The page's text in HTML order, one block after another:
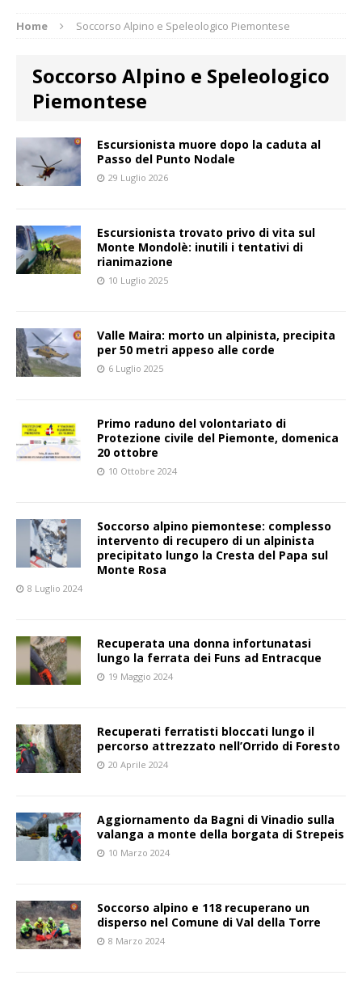
Home Soccorso Alpino e Speleologico Piemontese
Soccorso Alpino e Speleologico
Piemontese
Escursionista muore dopo la caduta al
Passo del Punto Nodale
29 Luglio 2026
Escursionista trovato privo di vita sul
Monte Mondolè: inutili i tentativi di
rianimazione
10 Luglio 2025
Valle Maira: morto un alpinista, precipita
per 50 metri appeso alle corde
6 Luglio 2025
Primo raduno del volontariato di
Protezione civile del Piemonte, domenica
20 ottobre
10 Ottobre 2024
Soccorso alpino piemontese: complesso
intervento di recupero di un alpinista
precipitato lungo la Cresta del Papa sul
Monte Rosa
8 Luglio 2024
Recuperata una donna infortunatasi
lungo la ferrata dei Funs ad Entracque
19 Maggio 2024
Recuperati ferratisti bloccati lungo il
percorso attrezzato nell’Orrido di Foresto
20 Aprile 2024
Aggiornamento da Bagni di Vinadio sulla
valanga a monte della borgata di Strepeis
10 Marzo 2024
Soccorso alpino e 118 recuperano un
disperso nel Comune di Val della Torre
8 Marzo 2024